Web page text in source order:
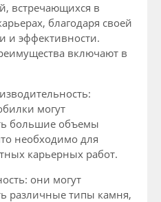
встречающихся в
благодаря своей
и эффективности.
включают в
могут
большие объемы
необходимо для
карьерных работ.
они могут
различные типы камня,